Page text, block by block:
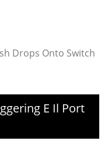
Drops Onto Switch
E Il Port